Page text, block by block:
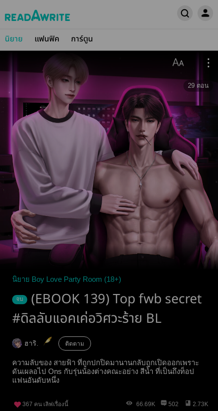
นิยาย แฟนฟิค การ์ตูน
29 ตอน
นิยาย Boy Love Party Room (18+)
จบ
(EBOOK 139) Top fwb secret
#ดิลลับแอคเค่อวิศวะร้าย BL
ฮาริ. ติดตาม
ความลับของ สายฟ้า ที่ถูกปกปิดมานานกลับถูกเปิดออกเพราะ
ดันเผลอไป Ons กับรุ่นน้องต่างคณะอย่าง สีน้ำ ที่เป็นถึงท็อป
แฟนอันดับหนึ่ง
367 คน เลิฟเรื่องนี้ 66.69K 502 2.73K